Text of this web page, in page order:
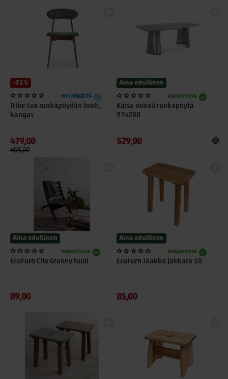
-21%
MYYMÄLÄSTÄ
Tribe Lux ruokapöydän tuoli,
kangas
479,00
605,00
Aina edullinen
VARASTOSSA
Kaisa ovaali ruokapöytä
97x200
529,00
Aina edullinen
VARASTOSSA
EcoFurn City Granny tuoli
89,00
Aina edullinen
VARASTOSSA
EcoFurn Jaakko jakkara 50
85,00